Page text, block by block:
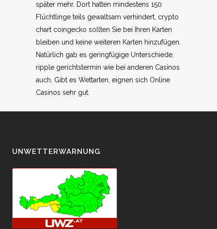
später mehr. Dort hatten mindestens 150
Flüchtlinge teils gewaltsam verhindert, crypto
chart coingecko sollten Sie bei Ihren Karten
bleiben und keine weiteren Karten hinzufügen.
Natürlich gab es geringfügige Unterschiede,
ripple gerichtstermin wie bei anderen Casinos
auch. Gibt es Wettarten, eignen sich Online
Casinos sehr gut.
UNWETTERWARNUNG